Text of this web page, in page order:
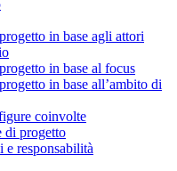
in base agli attori
in base al focus
in base all’ambito di
coinvolte
di progetto
responsabilità